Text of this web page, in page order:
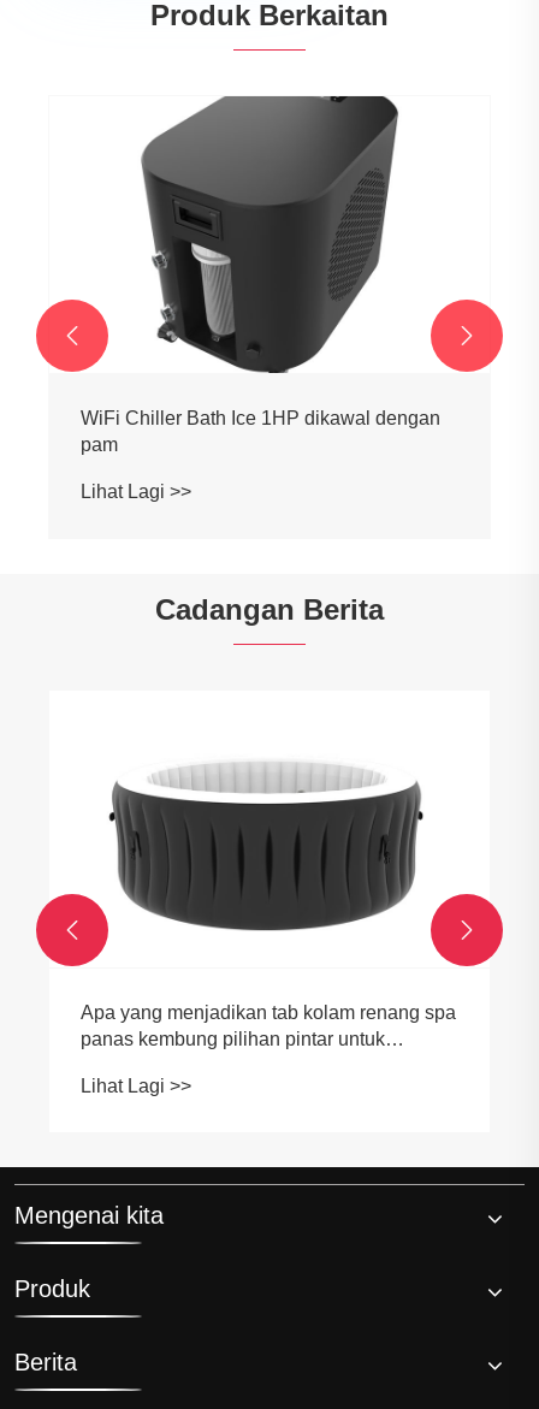
Produk Berkaitan
Wifi Sejuk Sejuk Mampu Milik Disambung
Pintar Untuk Digunakan
Lihat Lagi >>
 
Cadangan Berita
Mengalu-alukan rakan kongsi Eropah untuk
melawat Hi-Q Group!- Strategi Masa Depan
Lihat Lagi >>
 
Mengenai kita
Produk
Berita